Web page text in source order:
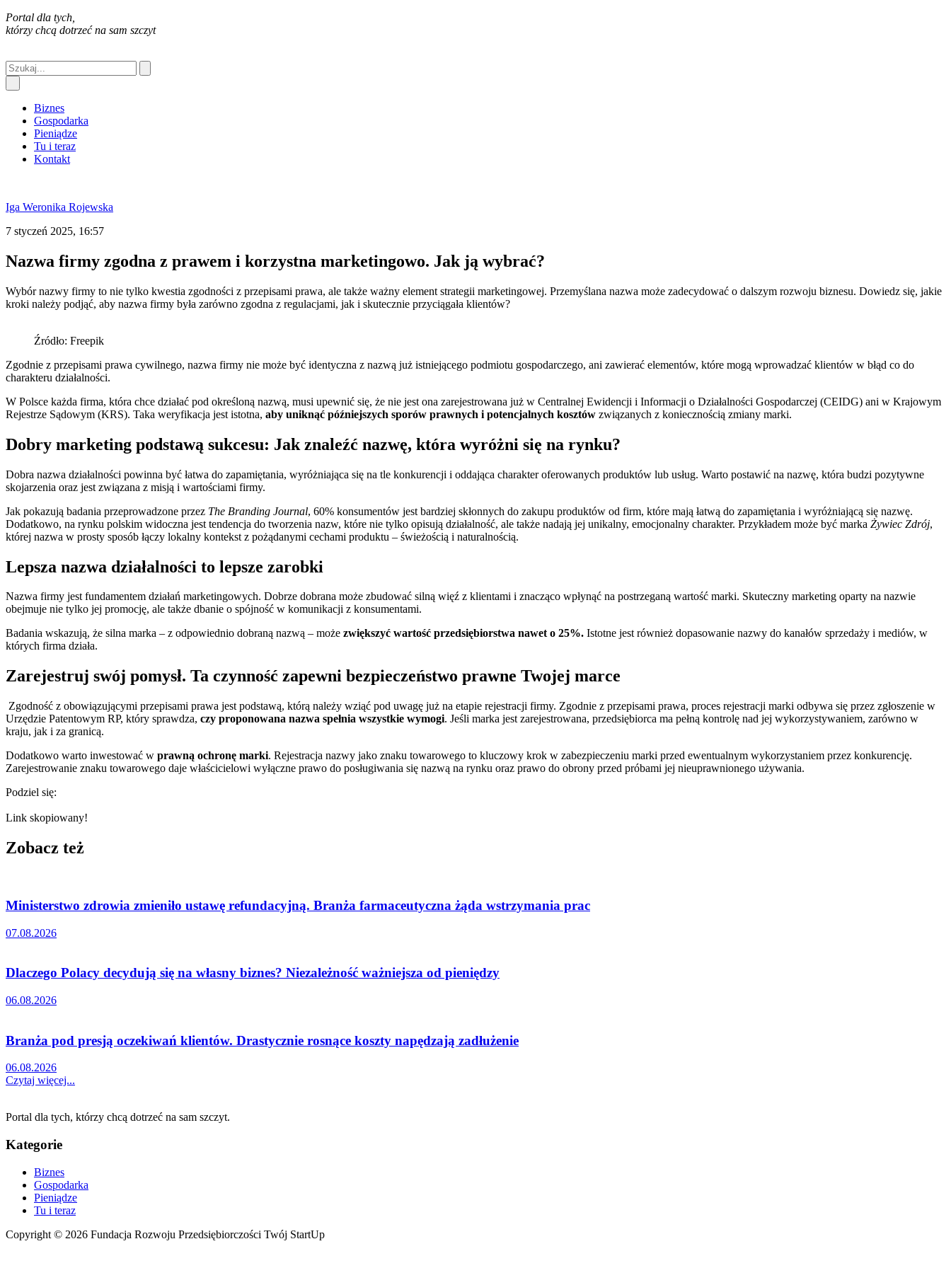
Portal dla tych,
którzy chcą dotrzeć na sam szczyt
Biznes
Gospodarka
Pieniądze
Tu i teraz
Kontakt
Iga Weronika Rojewska
7 styczeń 2025, 16:57
Nazwa firmy zgodna z prawem i korzystna marketingowo. Jak ją wybrać?
Wybór nazwy firmy to nie tylko kwestia zgodności z przepisami prawa, ale także ważny element strategii marketingowej. Przemyślana nazwa może zadecydować o dalszym rozwoju biznesu. Dowiedz się, jakie
kroki należy podjąć, aby nazwa firmy była zarówno zgodna z regulacjami, jak i skutecznie przyciągała klientów?
Źródło: Freepik
Zgodnie z przepisami prawa cywilnego, nazwa firmy nie może być identyczna z nazwą już istniejącego podmiotu gospodarczego, ani zawierać elementów, które mogą wprowadzać klientów w błąd co do
charakteru działalności.
W Polsce każda firma, która chce działać pod określoną nazwą, musi upewnić się, że nie jest ona zarejestrowana już w Centralnej Ewidencji i Informacji o Działalności Gospodarczej (CEIDG) ani w Krajowym
Rejestrze Sądowym (KRS). Taka weryfikacja jest istotna, aby uniknąć późniejszych sporów prawnych i potencjalnych kosztów związanych z koniecznością zmiany marki.
Dobry marketing podstawą sukcesu: Jak znaleźć nazwę, która wyróżni się na rynku?
Dobra nazwa działalności powinna być łatwa do zapamiętania, wyróżniająca się na tle konkurencji i oddająca charakter oferowanych produktów lub usług. Warto postawić na nazwę, która budzi pozytywne
skojarzenia oraz jest związana z misją i wartościami firmy.
Jak pokazują badania przeprowadzone przez The Branding Journal, 60% konsumentów jest bardziej skłonnych do zakupu produktów od firm, które mają łatwą do zapamiętania i wyróżniającą się nazwę.
Dodatkowo, na rynku polskim widoczna jest tendencja do tworzenia nazw, które nie tylko opisują działalność, ale także nadają jej unikalny, emocjonalny charakter. Przykładem może być marka Żywiec Zdrój,
której nazwa w prosty sposób łączy lokalny kontekst z pożądanymi cechami produktu – świeżością i naturalnością.
Lepsza nazwa działalności to lepsze zarobki
Nazwa firmy jest fundamentem działań marketingowych. Dobrze dobrana może zbudować silną więź z klientami i znacząco wpłynąć na postrzeganą wartość marki. Skuteczny marketing oparty na nazwie
obejmuje nie tylko jej promocję, ale także dbanie o spójność w komunikacji z konsumentami.
Badania wskazują, że silna marka – z odpowiednio dobraną nazwą – może zwiększyć wartość przedsiębiorstwa nawet o 25%. Istotne jest również dopasowanie nazwy do kanałów sprzedaży i mediów, w
których firma działa.
Zarejestruj swój pomysł. Ta czynność zapewni bezpieczeństwo prawne Twojej marce
Zgodność z obowiązującymi przepisami prawa jest podstawą, którą należy wziąć pod uwagę już na etapie rejestracji firmy. Zgodnie z przepisami prawa, proces rejestracji marki odbywa się przez zgłoszenie w
Urzędzie Patentowym RP, który sprawdza, czy proponowana nazwa spełnia wszystkie wymogi. Jeśli marka jest zarejestrowana, przedsiębiorca ma pełną kontrolę nad jej wykorzystywaniem, zarówno w
kraju, jak i za granicą.
Dodatkowo warto inwestować w prawną ochronę marki. Rejestracja nazwy jako znaku towarowego to kluczowy krok w zabezpieczeniu marki przed ewentualnym wykorzystaniem przez konkurencję.
Zarejestrowanie znaku towarowego daje właścicielowi wyłączne prawo do posługiwania się nazwą na rynku oraz prawo do obrony przed próbami jej nieuprawnionego używania.
Podziel się:
Link skopiowany!
Zobacz też
Ministerstwo zdrowia zmieniło ustawę refundacyjną. Branża farmaceutyczna żąda wstrzymania prac
07.08.2026
Dlaczego Polacy decydują się na własny biznes? Niezależność ważniejsza od pieniędzy
06.08.2026
Branża pod presją oczekiwań klientów. Drastycznie rosnące koszty napędzają zadłużenie
06.08.2026
Czytaj więcej...
Portal dla tych, którzy chcą dotrzeć na sam szczyt.
Kategorie
Biznes
Gospodarka
Pieniądze
Tu i teraz
Copyright © 2026 Fundacja Rozwoju Przedsiębiorczości Twój StartUp